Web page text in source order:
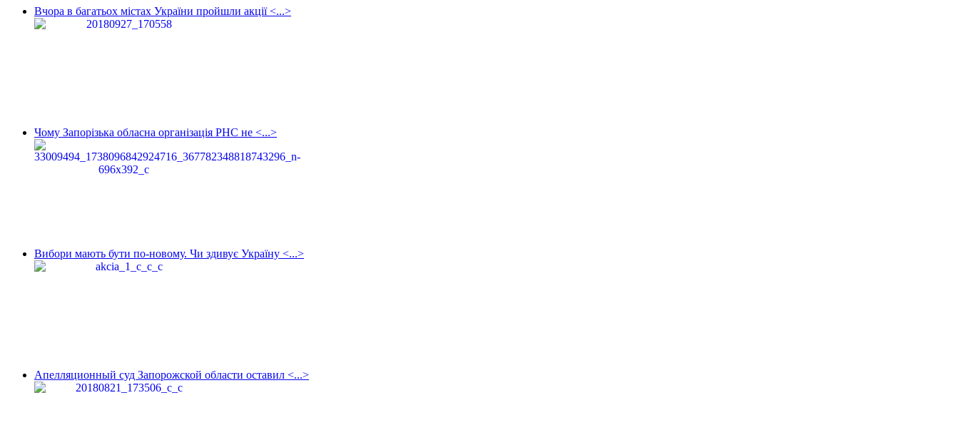
Вчора в багатьох містах України пройшли акції <...>
Чому Запорізька обласна організація РНС не <...>
Вибори мають бути по-новому. Чи здивує Україну <...>
Апелляционный суд Запорожской области оставил <...>